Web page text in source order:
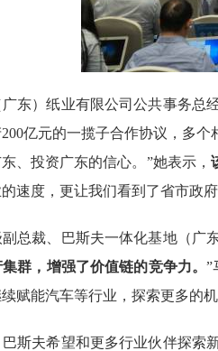
）纸业有限公司公共事务总经
亿元的一揽子合作协议，多
、投资广东的信心。”她表示，
速度，更让我们看到了省市政
裁、巴斯夫一体化基地（广东
群，增强了价值链的竞争力。”
赋能汽车等行业，探索更多的
夫希望和更多行业伙伴探索新